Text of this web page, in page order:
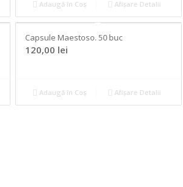
Adaugă în Coș Afișare Detalii
Capsule Maestoso. 50 buc
120,00 lei
Adaugă în Coș Afișare Detalii